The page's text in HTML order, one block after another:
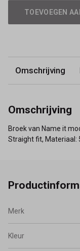
TOEVOEGEN
Omschrijving
Omschrijving
Broek van Name it
Straight fit, Materiaal:
Merk
Kleur